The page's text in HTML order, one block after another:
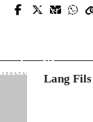
Prev Post
Next Post
nation
Lang Fils